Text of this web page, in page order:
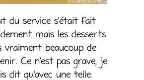
du service s’était fait
mais les desserts
vraiment beaucoup de
Ce n’est pas grave, je
dit qu’avec une telle